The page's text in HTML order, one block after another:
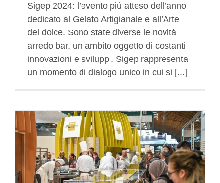
Sigep 2024: l’evento più atteso dell’anno
dedicato al Gelato Artigianale e all’Arte
del dolce. Sono state diverse le novità
arredo bar, un ambito oggetto di costanti
innovazioni e sviluppi. Sigep rappresenta
un momento di dialogo unico in cui si [...]